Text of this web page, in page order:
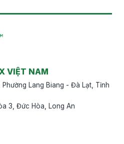
VIỆT NAM
Lang Biang - Đà Lạt, Tỉnh
3, Đức Hòa, Long An